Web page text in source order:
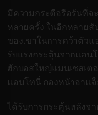
มีความกระตือรือร้นที่จ
หลายครั้ง ในอีกหลาย
ของเขาในการคว้าตัว
รับแรงกระตุ้นจากแอน
ฮักบอสใหญ่แมนเชสเต
แอนโทนี่ กองหน้าอาแ
ได้รับการกระตุ้นหลังจ